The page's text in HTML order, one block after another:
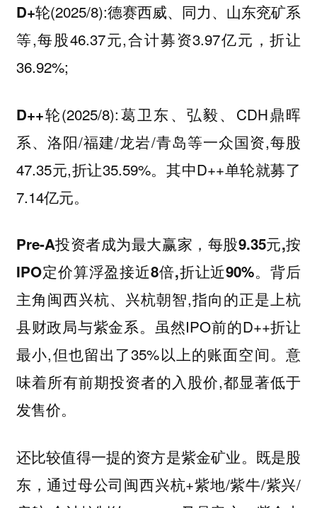
D+轮(2025/8):德赛西威、同力、山东兖矿系
等,每股46.37元,合计募资3.97亿元，折让
36.92%;
D++轮(2025/8):葛卫东、弘毅、CDH鼎晖
系、洛阳/福建/龙岩/青岛等一众国资,每股
47.35元,折让35.59%。其中D++单轮就募了
7.14亿元。
Pre-A投资者成为最大赢家，每股9.35元,按
IPO定价算浮盈接近8倍,折让近90%。背后
主角闽西兴杭、兴杭朝智,指向的正是上杭
县财政局与紫金系。虽然IPO前的D++折让
最小,但也留出了35%以上的账面空间。意
味着所有前期投资者的入股价,都显著低于
发售价。
还比较值得一提的资方是紫金矿业。既是股
东，通过母公司闽西兴杭+紫地/紫牛/紫兴/